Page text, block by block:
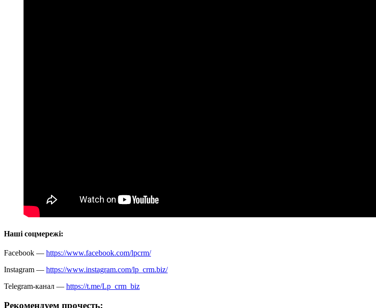
Наші соцмережі:
Facebook — https://www.facebook.com/lpcrm/
Instagram — https://www.instagram.com/lp_crm.biz/
Telegram-канал — https://t.me/Lp_crm_biz
Рекомендуем прочесть: